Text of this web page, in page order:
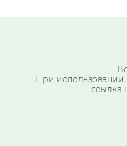
При использовании
ссылка